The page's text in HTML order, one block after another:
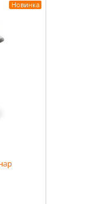
Новинка